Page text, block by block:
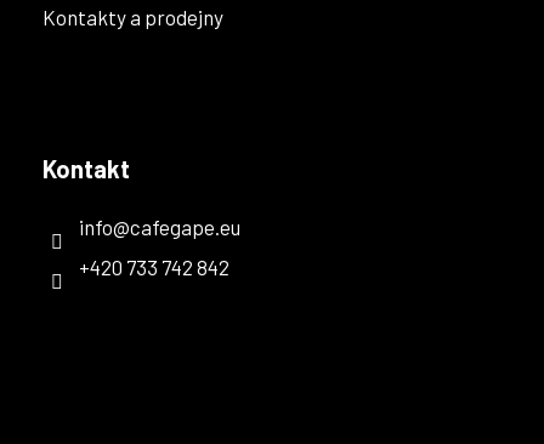
Kontakty a prodejny
Kontakt
info@cafegape.eu
+420 733 742 842